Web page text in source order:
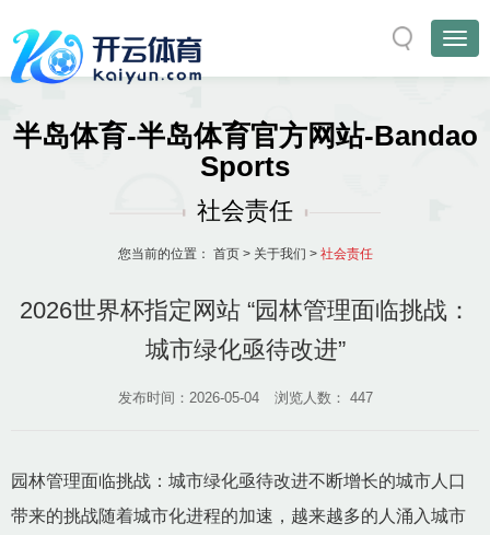
半岛体育-半岛体育官方网站-Bandao
Sports
社会责任
您当前的位置： 首页> 关于我们 > 社会责任
2026世界杯指定网站 “园林管理面临挑战：
城市绿化亟待改进”
发布时间：2026-05-04 浏览人数： 447
园林管理面临挑战：城市绿化亟待改进不断增长的城市人口
带来的挑战随着城市化进程的加速，越来越多的人涌入城市